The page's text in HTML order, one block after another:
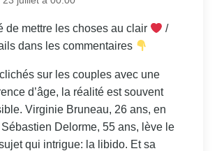
de mettre les choses au clair
/
dans les commentaires
sur les couples avec une
d’âge, la réalité est souvent
Virginie Bruneau, 26 ans, en
Delorme, 55 ans, lève le
qui intrigue: la libido. Et sa